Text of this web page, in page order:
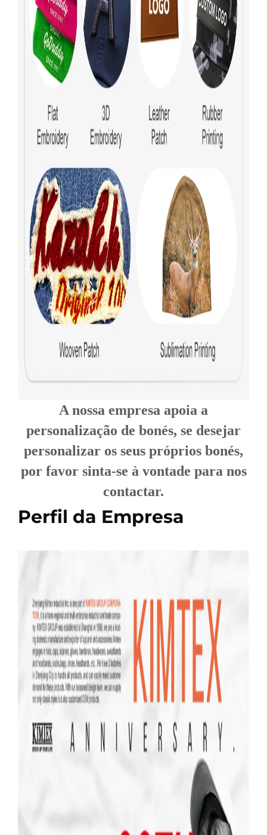
A nossa empresa apoia a
personalização de bonés, se desejar
personalizar os seus próprios bonés,
por favor sinta-se à vontade para nos
contactar.
Perfil da Empresa